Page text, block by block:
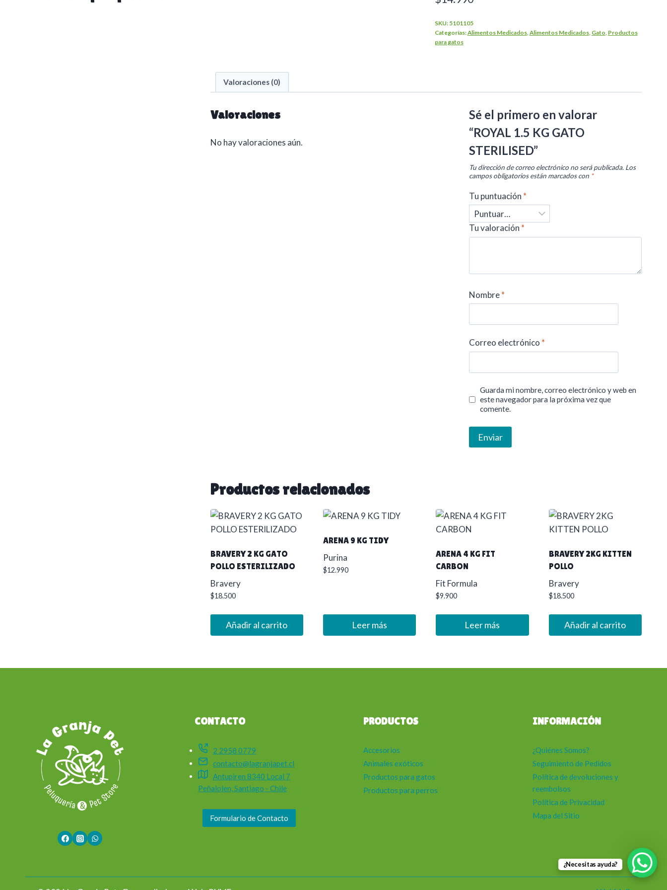
SKU: 5101105
Categorías:Alimentos Medicados, Alimentos Medicados, Gato Productos
para gatos
Valoraciones (0)
Valoraciones
No hay valoraciones aún.
Sé el primero en valorar
“ROYAL 1.5 KG GATO
STERILISED”
Tu dirección de correo electrónico no será publicada. Los
campos obligatorios están marcados con *
Tu puntuación *
Tu valoración *
Nombre*
Correo electrónico *
Guarda mi nombre, correo electrónico y web en
este navegador para la próxima vez que
comente.
Productos relacionados
BRAVERY 2 KG GATO
POLLO ESTERILIZADO
Bravery
$18.500
Añadir al carrito
ARENA 9 KG TIDY
Purina
$12.990
Leer más
ARENA 4 KG FIT
CARBON
Fit Formula
$9.900
Leer más
BRAVERY 2KG KITTEN
POLLO
Bravery
$18.500
Añadir al carrito
CONTACTO
2 2958 0779
contacto@lagranjapet.cl
Antupiren 8340 Local 7
Peñalolen, Santiago - Chile
Formulario de Contacto
PRODUCTOS
Accesorios
Animales exóticos
Productos para gatos
Productos para perros
INFORMACIÓN
¿Quiénes Somos?
Seguimiento de Pedidos
Política de devoluciones y
reembolsos
Política de Privacidad
Mapa del Sitio
¿Necesitas ayuda?